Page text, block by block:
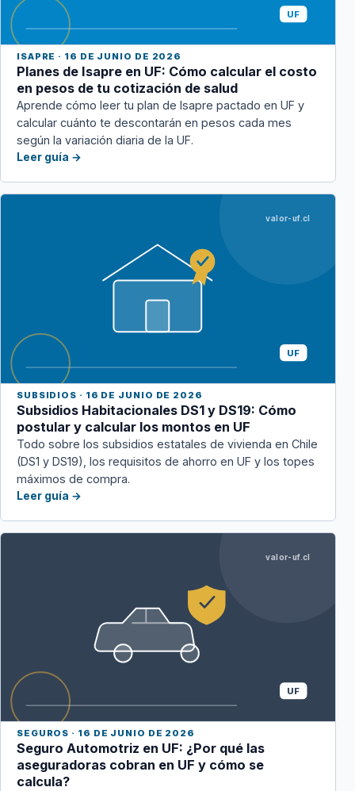
UF
ISAPRE · 16 DE JUNIO DE 2026
Planes de Isapre en UF: Cómo calcular el costo
en pesos de tu cotización de salud
Aprende cómo leer tu plan de Isapre pactado en UF y
calcular cuánto te descontarán en pesos cada mes
según la variación diaria de la UF.
Leer guía →
UF
valor-uf.cl
SUBSIDIOS · 16 DE JUNIO DE 2026
Subsidios Habitacionales DS1 y DS19: Cómo
postular y calcular los montos en UF
Todo sobre los subsidios estatales de vivienda en Chile
(DS1 y DS19), los requisitos de ahorro en UF y los topes
máximos de compra.
Leer guía →
UF
valor-uf.cl
SEGUROS · 16 DE JUNIO DE 2026
Seguro Automotriz en UF: ¿Por qué las
aseguradoras cobran en UF y cómo se
calcula?